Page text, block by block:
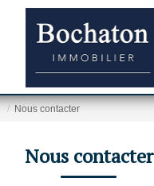
Nous contacter
Nous contacter